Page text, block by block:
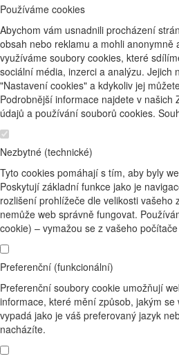
Používáme cookies
Abychom vám usnadnili procházení
obsah nebo reklamu a mohli anonymně
využíváme soubory cookies, které
sociální média, inzerci a analýzu. Jejich
"Nastavení cookies" a kdykoliv jej
Podrobnější informace najdete v našich
údajů a používání souborů cookies.
Nezbytné (technické)
Tyto cookies pomáhají s tím, aby byly
Poskytují základní funkce jako je
rozlišení prohlížeče dle velikosti vašeho
nemůže web správně fungovat.
cookie) – vymažou se z vašeho
Preferenční (funkcionální)
Preferenční soubory cookie umožňují
informace, které mění způsob, jakým
vypadá jako je váš preferovaný jazyk
nacházíte.